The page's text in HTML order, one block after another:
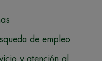
de empleo
y atención al